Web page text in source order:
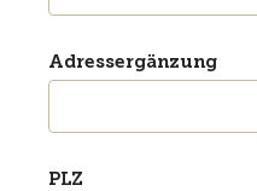
Adressergänzung
PLZ